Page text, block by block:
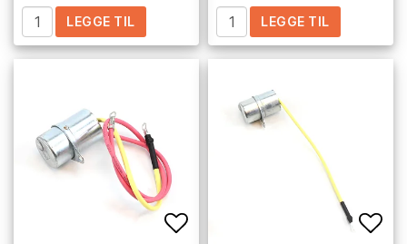
LEGGE TIL LEGGE TIL